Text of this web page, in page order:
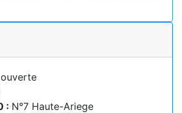
: N°7 Haute-Ariege